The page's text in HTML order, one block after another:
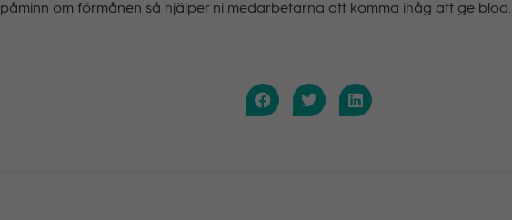
påminn om förmånen så hjälper ni medarbetarna att komma ihåg att ge blod.
.